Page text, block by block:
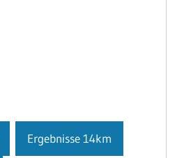
Ergebnisse 14km